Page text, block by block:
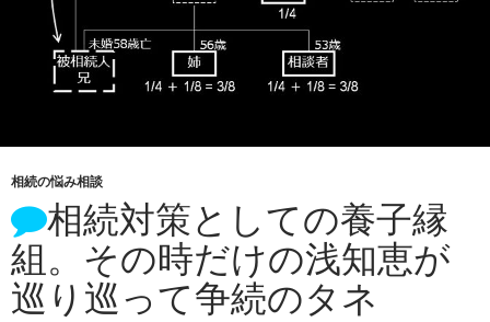
相続の悩み相談
相続対策としての養子縁
組。その時だけの浅知恵が
巡り巡って争続のタネ